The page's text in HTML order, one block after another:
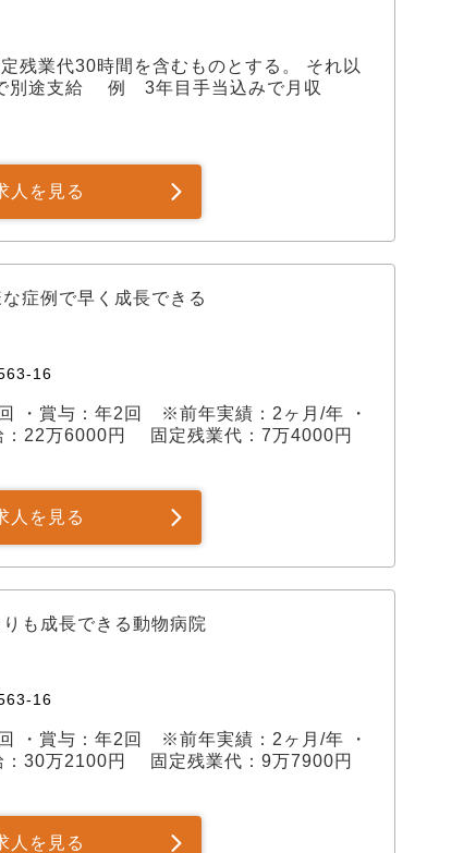
残業代30時間を含むものとする。 それ以
別途支給 例 3年目手当込みで月収
人を見る
症例で早く成長できる
16
・賞与：年2回 ※前年実績：2ヶ月/年 ・
22万6000円 固定残業代：7万4000円
人を見る
も成長できる動物病院
16
・賞与：年2回 ※前年実績：2ヶ月/年 ・
30万2100円 固定残業代：9万7900円
人を見る